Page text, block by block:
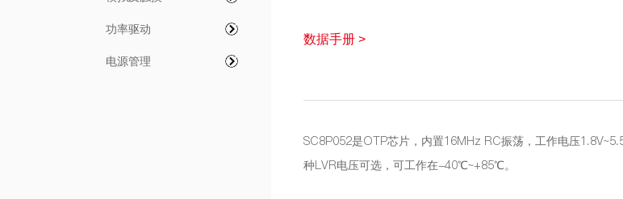
功率驱动
电源管理
数据手册 >
SC8P052是OTP芯片，内置16MHz RC振荡，工作电压
种LVR电压可选，可工作在-40℃~+85℃。